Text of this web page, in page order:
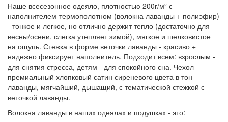
Наше всесезонное одеяло, плотностью 200г/м² с
наполнителем-термополотном (волокна лаванды + полиэфир)
- тонкое и легкое, но отлично держит тепло (достаточно для
весны/осени, слегка утепляет зимой), мягкое и шелковистое
на ощупь. Стежка в форме веточки лаванды - красиво +
надежно фиксирует наполнитель. Подходит всем: взрослым -
для снятия стресса, детям - для спокойного сна. Чехол -
премиальный хлопковый сатин сиреневого цвета в тон
лаванды, мягчайший, дышащий, с тематической стежкой с
веточкой лаванды.
Волокна лаванды в наших одеялах и подушках - это: